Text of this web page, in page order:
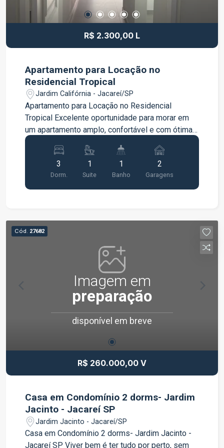
vida e praticidade. Agende sua visita e venha
conhecer de perto essa excelente oportunidade!
R$ 2.300,00 L
Apartamento para Locação no
Residencial Tropical
Jardim Califórnia - Jacareí/SP
Apartamento para Locação no Residencial
Tropical Excelente oportunidade para morar em
um apartamento amplo, confortável e com ótima
infraestrutura de lazer. O imóvel conta com: 3
dormitórios, sendo 1 suíte Sala de estar e jantar
de garagem O condomínio oferece uma
excelente estrutura para toda a família, com:
praticidade e qualidade de vida em um ambiente
seguro e bem localizado. Entre em contato para
mais informações e agende uma visita.
3
Dorm.
1
Suite
1
Banho
2
Garagens
Cód. 27682
Imagem em
preparação
disponível em breve
R$ 260.000,00 V
Casa em Condomínio 2 dorms- Jardim
Jacinto - Jacareí SP
Jardim Jacinto - Jacareí/SP
Casa em Condomínio 2 dorms- Jardim Jacinto -
Jacareí SP Viver bem é ter tudo por perto, sem